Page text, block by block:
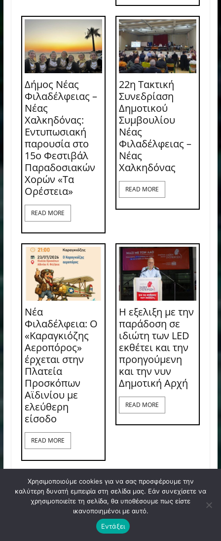
Δήμος Νέας
Φιλαδέλφειας –
Νέας
Χαλκηδόνας:
Εντυπωσιακή
παρουσία στο
15ο Φεστιβάλ
Παραδοσιακών
Χορών «Τα
Ορέστεια»
READ MORE
22η Τακτική
Συνεδρίαση
Δημοτικού
Συμβουλίου
Νέας
Φιλαδέλφειας –
Νέας
Χαλκηδόνας
READ MORE
Νέα
Φιλαδέλφεια: Ο
«Καραγκιόζης
Αεροπόρος»
έρχεται στην
Πλατεία
Προσκόπων
Αϊδινίου με
ελεύθερη
είσοδο
READ MORE
Η εξελιξη με την
παράδοση σε
ιδιώτη των LED
εκθέτει και την
προηγούμενη
και την νυν
Δημοτική Αρχή
READ MORE
Χρησιμοποιούμε cookies για να σας προσφέρουμε την
καλύτερη δυνατή εμπειρία στη σελίδα μας. Εάν συνεχίσετε να
χρησιμοποιείτε τη σελίδα, θα υποθέσουμε πως είστε
ικανοποιημένοι με αυτό.
Εντάξει